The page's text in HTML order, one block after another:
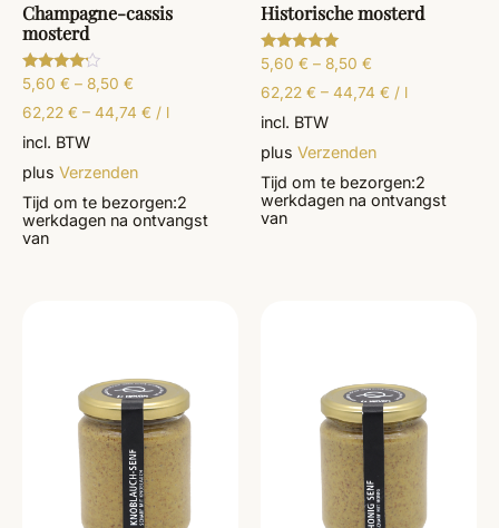
Champagne-cassis
mosterd
Gewaardeerd
4.00
uit 5
5,60 € – 8,50 €
62,22 € – 44,74 € / l
incl. BTW
plus Verzenden
Tijd om te bezorgen:2
werkdagen na ontvangst
van
Historische mosterd
Gewaardeerd
5.00
uit 5
5,60 € – 8,50 €
62,22 € – 44,74 € / l
incl. BTW
plus Verzenden
Tijd om te bezorgen:2
werkdagen na ontvangst
van